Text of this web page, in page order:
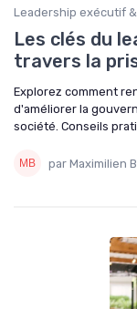
Leadership exécutif
Les clés du
travers la
Explorez comment
d'améliorer la
société. Conseils
par Maximilien